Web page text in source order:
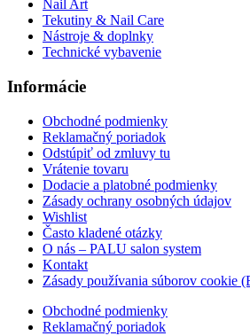
Nail Art
Tekutiny & Nail Care
Nástroje & doplnky
Technické vybavenie
Informácie
Obchodné podmienky
Reklamačný poriadok
Odstúpiť od zmluvy tu
Vrátenie tovaru
Dodacie a platobné podmienky
Zásady ochrany osobných údajov
Wishlist
Často kladené otázky
O nás – PALU salon system
Kontakt
Zásady používania súborov cookie
Obchodné podmienky
Reklamačný poriadok